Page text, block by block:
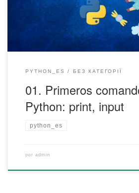
forma de programa y descubre la
PYTHON_ES БЕЗ КАТЕГОРІЇ
01. Primeros
Python: print, input
python_es
por admin